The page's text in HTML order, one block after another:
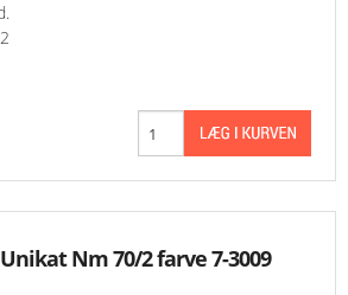
Nm 70/2 farve 7-3009